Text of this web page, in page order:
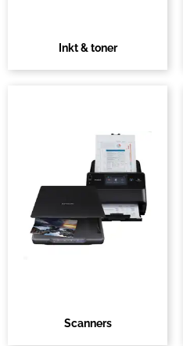
Inkt & toner
Scanners